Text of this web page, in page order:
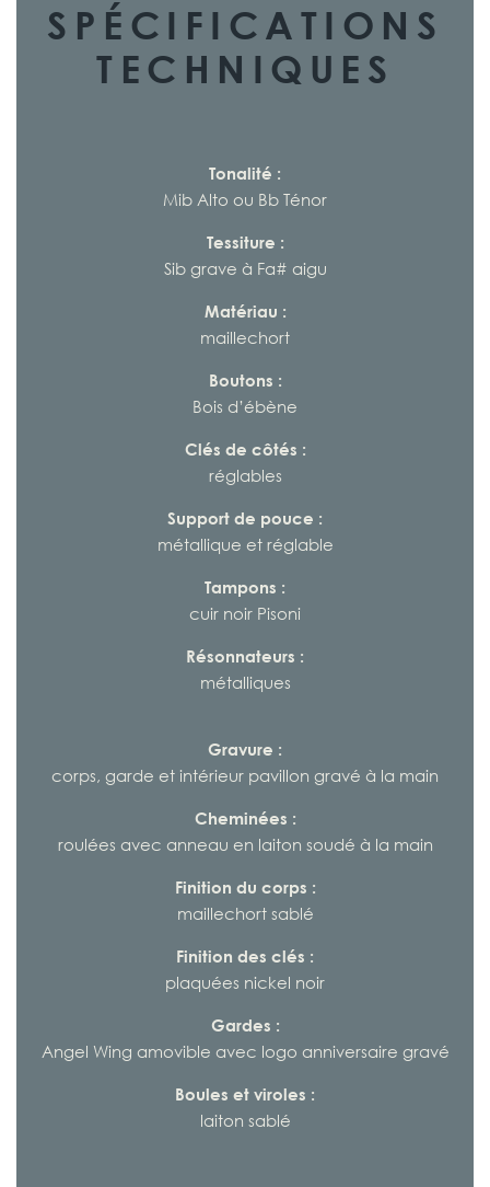
SPÉCIFICATIONS
TECHNIQUES
Tonalité :
Mib Alto ou Bb Ténor
Tessiture :
Sib grave à Fa# aigu
Matériau :
maillechort
Boutons :
Bois d’ébène
Clés de côtés :
réglables
Support de pouce :
métallique et réglable
Tampons :
cuir noir Pisoni
Résonnateurs :
métalliques
Gravure :
corps, garde et intérieur pavillon gravé à la main
Cheminées :
roulées avec anneau en laiton soudé à la main
Finition du corps :
maillechort sablé
Finition des clés :
plaquées nickel noir
Gardes :
Angel Wing amovible avec logo anniversaire gravé
Boules et viroles :
laiton sablé